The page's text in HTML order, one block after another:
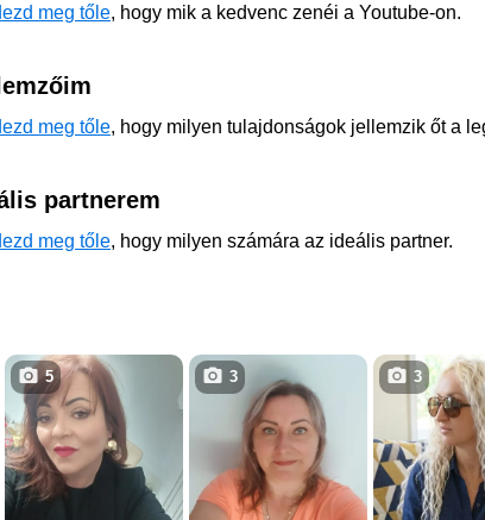
meg tőle, hogy mik a kedvenc zenéi a Youtube-on.
meg tőle, hogy milyen tulajdonságok jellemzik őt a
partnerem
meg tőle, hogy milyen számára az ideális partner.
5 3 3